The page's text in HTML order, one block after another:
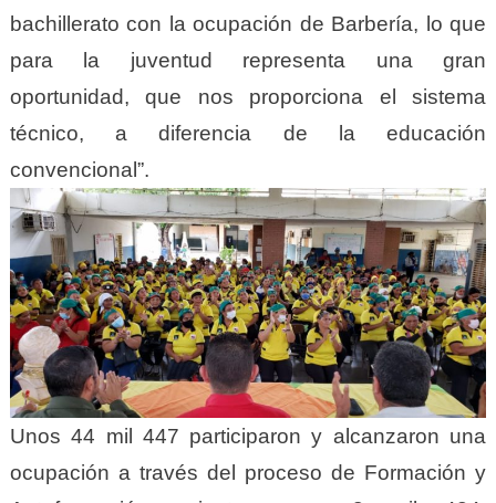
bachillerato con la ocupación de Barbería, lo que
para la juventud representa una gran
oportunidad, que nos proporciona el sistema
técnico, a diferencia de la educación
convencional”.
Unos 44 mil 447 participaron y alcanzaron una
ocupación a través del proceso de Formación y